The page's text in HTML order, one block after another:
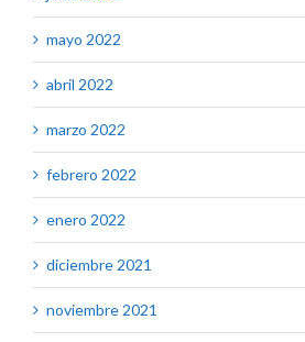
mayo 2022
abril 2022
marzo 2022
febrero 2022
enero 2022
diciembre 2021
noviembre 2021